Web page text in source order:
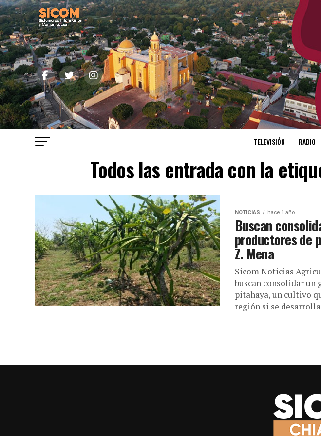
TELEVISIÓN RADIO
Todos las entrada con la
NOTICIAS hace 1 año
Buscan
productores de
Z. Mena
Sicom Noticias
buscan consolidar un
pitahaya, un cultivo
región si se desarrolla